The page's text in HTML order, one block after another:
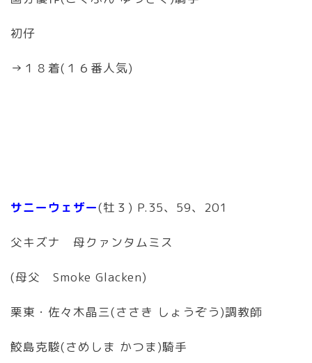
初仔
→１８着(１６番人気)
サニーウェザー(牡３) P.35、59、201
父キズナ 母クァンタムミス
(母父 Smoke Glacken)
栗東・佐々木晶三(ささき しょうぞう)調教師
鮫島克駿(さめしま かつま)騎手